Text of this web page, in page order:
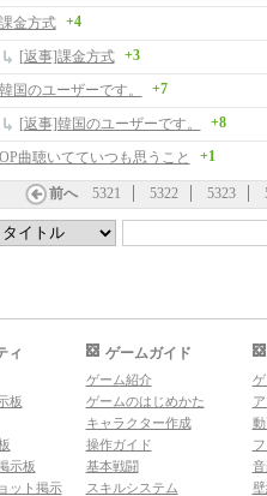
課金方式 +4
[返事]課金方式 +3
韓国のユーザーです。 +7
[返事]韓国のユーザーです。 +8
OP曲聴いてていつも思うこと +1
前へ 5321 5322 5323
ィ
板
示板
ット掲示
ゲームガイド
ゲーム紹介
ゲームのはじめかた
キャラクター作成
操作ガイド
基本戦闘
スキルシステム